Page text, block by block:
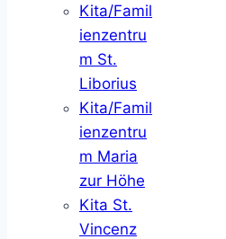
Kita/Famil
ienzentru
m St.
Liborius
Kita/Famil
ienzentru
m Maria
zur Höhe
Kita St.
Vincenz